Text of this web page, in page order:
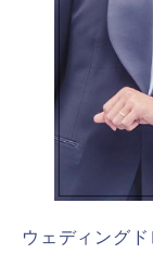
ウェディング